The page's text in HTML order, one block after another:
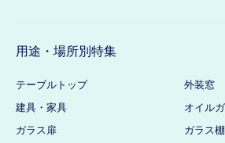
用途・場所別特集
テーブルトップ
外装窓
建具・家具
オイル
ガラス扉
ガラス